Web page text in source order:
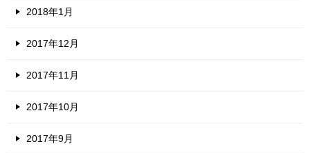
2018年1月
2017年12月
2017年11月
2017年10月
2017年9月